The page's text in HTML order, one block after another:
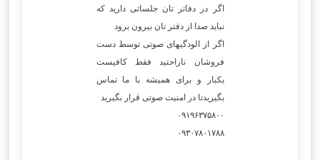
اگر در دفاتر تان جلساتی دارید که
نباید صدا از دفتر تان بیرون برود
اگر از الودگیهای صوتی توسط دست
فروشان ناراحتید فقط کافیست
یکبار و برای همیشه با ما تماس
بگیریدتا در امنیت صوتی قرار بگیرید
۰۹۱۹۶۳۷۵۸۰۰
۰۹۳۰۷۸۰۱۷۸۸